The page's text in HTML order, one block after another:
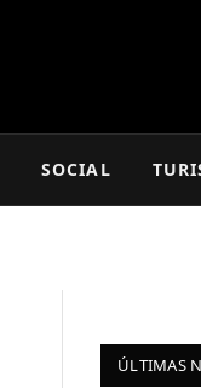
SOCIAL
ÚLTIMAS